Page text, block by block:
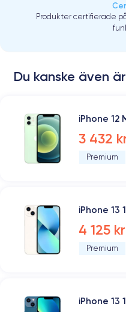
Produkter certifierade
Du kanske även
iPhone 12
3 432
Premium
iPhone 13
4 125 kr
Premium
iPhone 13